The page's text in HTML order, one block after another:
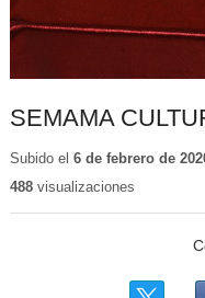
SEMAMA
Subido el 6 de febrero de
488visualizaciones